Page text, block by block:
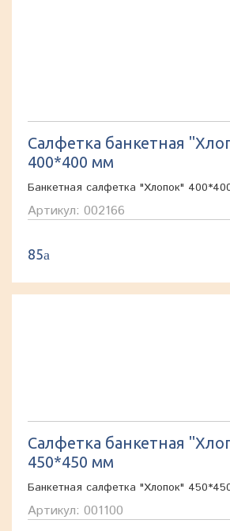
Салфетка банкетная
400*400 мм
Банкетная салфетка "Хлопок"
Артикул: 002166
85a
Салфетка банкетная
450*450 мм
Банкетная салфетка "Хлопок"
Артикул: 001100